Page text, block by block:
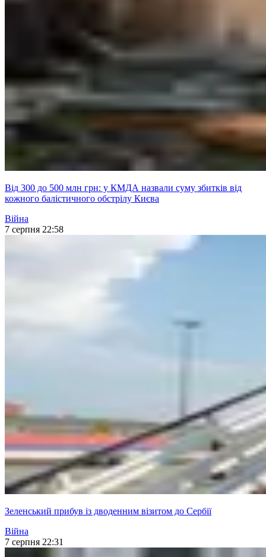
Від 300 до 500 млн грн: у КМДА назвали суму збитків від
кожного балістичного обстрілу Києва
Війна
7 серпня 22:58
Зеленський прибув із дводенним візитом до Сербії
Війна
7 серпня 22:31